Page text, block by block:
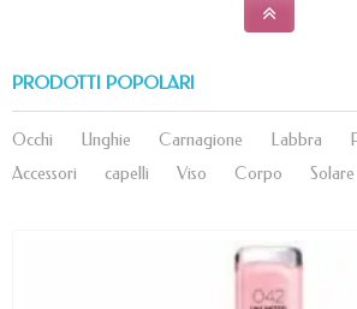
PRODOTTI POPOLARI
Occhi Unghie Carnagione Labbra
Accessori
capelli Viso Corpo Solare